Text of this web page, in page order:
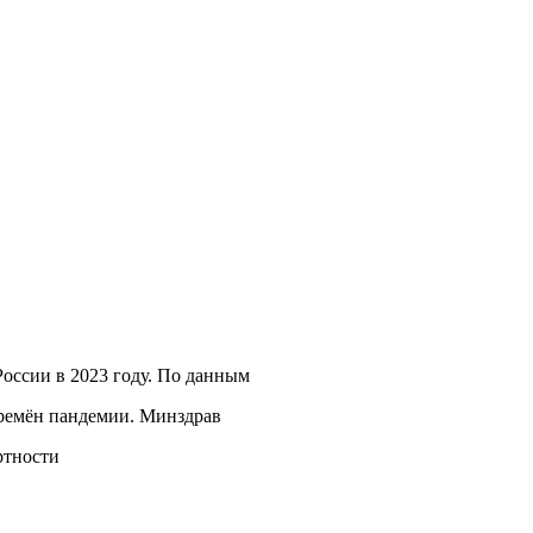
в 2023 году. По данным
пандемии. Минздрав